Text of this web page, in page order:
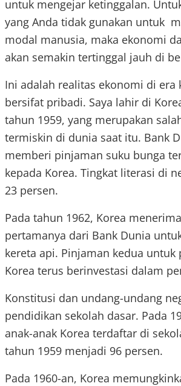
untuk mengejar ketinggalan.
yang Anda tidak gunakan untuk
modal manusia, maka ekonomi
akan semakin tertinggal jauh di
Ini adalah realitas ekonomi di era
bersifat pribadi. Saya lahir di
tahun 1959, yang merupakan
termiskin di dunia saat itu. Bank
memberi pinjaman suku bunga
kepada Korea. Tingkat literasi di
23 persen.
Pada tahun 1962, Korea
pertamanya dari Bank Dunia
kereta api. Pinjaman kedua untuk
Korea terus berinvestasi dalam
Konstitusi dan undang-undang
pendidikan sekolah dasar. Pada
anak-anak Korea terdaftar di
tahun 1959 menjadi 96 persen.
Pada 1960-an, Korea